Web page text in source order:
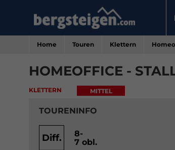
Home Touren Klettern
HOMEOFFICE -
KLETTERN MITTEL
TOURENINFO
Diff.
8-
7 obl.